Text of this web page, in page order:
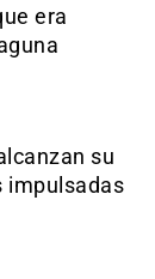
era
su
impulsadas